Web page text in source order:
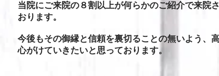
当院にご来院の８割以上が何らかのご紹介で来院
おります。
今後もその御縁と信頼を裏切ることの無いよう、
心がけていきたいと思っております。